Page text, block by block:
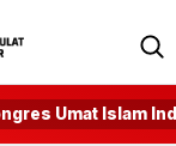
Umat Islam